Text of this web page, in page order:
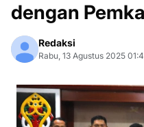
dengan
Redaksi
Rabu, 13 Agustus 2025